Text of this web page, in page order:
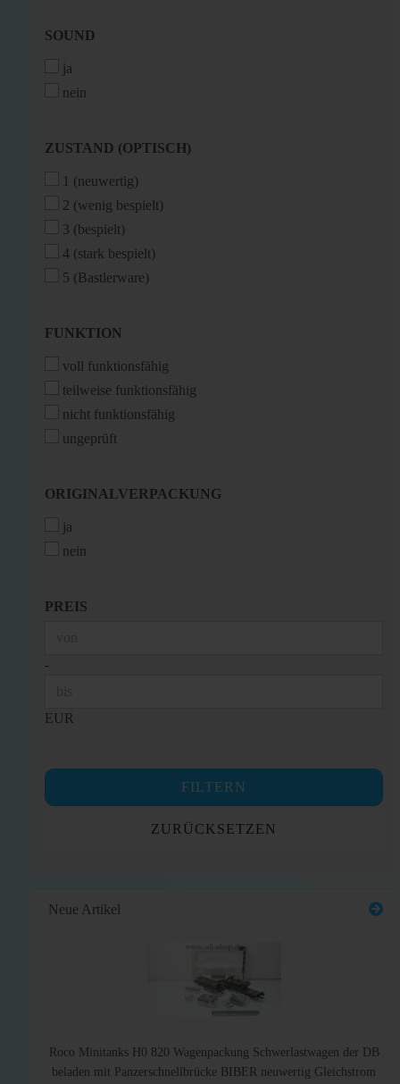
SOUND
SOUND
ja
nein
ZUSTAND
ZUSTAND (OPTISCH)
1 (neuwertig)
2 (wenig bespielt)
3 (bespielt)
4 (stark bespielt)
5 (Bastlerware)
FUNKTION
FUNKTION
voll funktionsfähig
teilweise funktionsfähig
nicht funktionsfähig
ungeprüft
ORIGINALVERPACKUNG
ORIGINALVERPACKUNG
ja
nein
PREIS
PREIS
-
EUR
FILTERN
ZURÜCKSETZEN
Neue Artikel
Roco Minitanks H0 820 Wagenpackung Schwerlastwagen der DB
beladen mit Panzerschnellbrücke BIBER neuwertig Gleichstrom